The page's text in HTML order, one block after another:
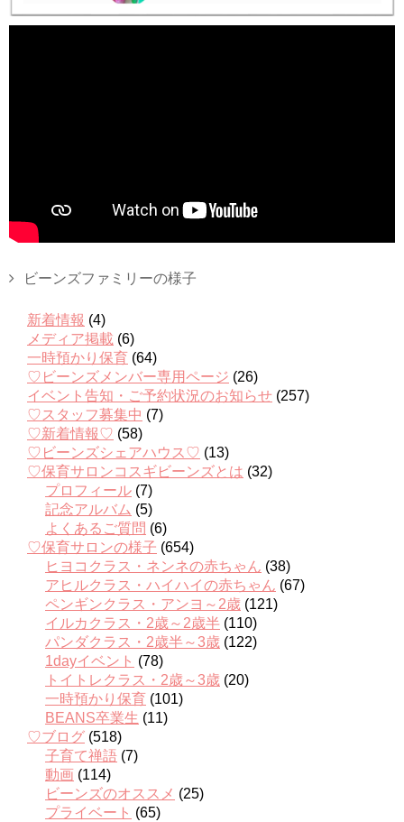
ビーンズファミリーの様子
新着情報 (4)
メディア掲載 (6)
一時預かり保育 (64)
♡ビーンズメンバー専用ページ (26)
イベント告知・ご予約状況のお知らせ (257)
♡スタッフ募集中 (7)
♡新着情報♡ (58)
♡ビーンズシェアハウス♡ (13)
♡保育サロンコスギビーンズとは (32)
プロフィール (7)
記念アルバム (5)
よくあるご質問 (6)
♡保育サロンの様子 (654)
ヒヨコクラス・ネンネの赤ちゃん (38)
アヒルクラス・ハイハイの赤ちゃん (67)
ペンギンクラス・アンヨ～2歳 (121)
イルカクラス・2歳～2歳半 (110)
パンダクラス・2歳半～3歳 (122)
1dayイベント (78)
トイトレクラス・2歳～3歳 (20)
一時預かり保育 (101)
BEANS卒業生 (11)
♡ブログ (518)
子育て禅語 (7)
動画 (114)
ビーンズのオススメ (25)
プライベート (65)